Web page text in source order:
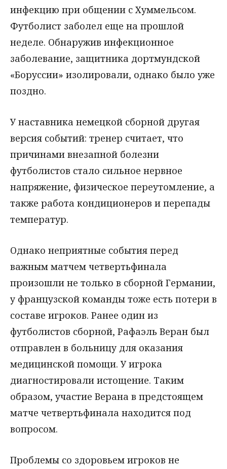
инфекцию при общении с Хуммельсом.
Футболист заболел еще на прошлой
неделе. Обнаружив инфекционное
заболевание, защитника дортмундской
«Боруссии» изолировали, однако было уже
поздно.
У наставника немецкой сборной другая
версия событий: тренер считает, что
причинами внезапной болезни
футболистов стало сильное нервное
напряжение, физическое переутомление, а
также работа кондиционеров и перепады
температур.
Однако неприятные события перед
важным матчем четвертьфинала
произошли не только в сборной Германии,
у французской команды тоже есть потери в
составе игроков. Ранее один из
футболистов сборной, Рафаэль Веран был
отправлен в больницу для оказания
медицинской помощи. У игрока
диагностировали истощение. Таким
образом, участие Верана в предстоящем
матче четвертьфинала находится под
вопросом.
Проблемы со здоровьем игроков не